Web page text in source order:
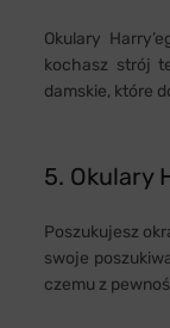
Okulary
kochasz strój
damskie, które
5. Okulary
Poszukujesz
swoje
czemu z